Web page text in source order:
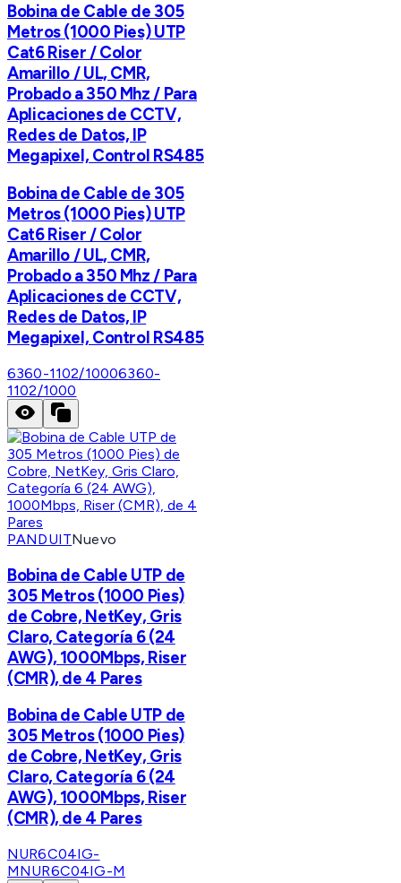
Bobina de Cable de 305
Metros (1000 Pies) UTP
Cat6 Riser / Color
Amarillo / UL, CMR,
Probado a 350 Mhz / Para
Aplicaciones de CCTV,
Redes de Datos, IP
Megapixel, Control RS485
Bobina de Cable de 305
Metros (1000 Pies) UTP
Cat6 Riser / Color
Amarillo / UL, CMR,
Probado a 350 Mhz / Para
Aplicaciones de CCTV,
Redes de Datos, IP
Megapixel, Control RS485
6360-1102/10006360-
1102/1000
PANDUITNuevo
Bobina de Cable UTP de
305 Metros (1000 Pies)
de Cobre, NetKey, Gris
Claro, Categoría 6 (24
AWG), 1000Mbps, Riser
(CMR), de 4 Pares
Bobina de Cable UTP de
305 Metros (1000 Pies)
de Cobre, NetKey, Gris
Claro, Categoría 6 (24
AWG), 1000Mbps, Riser
(CMR), de 4 Pares
NUR6C04IG-
MNUR6C04IG-M